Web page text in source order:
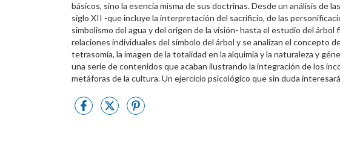
básicos, sino la esencia misma de sus doctrinas. Desde un análisis de
siglo XII -que incluye la interpretación del sacrificio, de las
simbolismo del agua y del origen de la visión- hasta el estudio del
relaciones individuales del símbolo del árbol y se analizan el concepto
tetrasomía, la imagen de la totalidad en la alquimia y la naturaleza y
una serie de contenidos que acaban ilustrando la integración de los
metáforas de la cultura. Un ejercicio psicológico que sin duda